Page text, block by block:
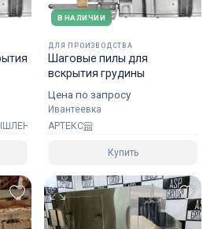
В НАЛИЧИИ
ДЛЯ ПРОИЗВОДСТВА
Шаговые пилы для
вскрытия грудины
Цена по запросу
Ивантеевка
АРТЕКС
Купить